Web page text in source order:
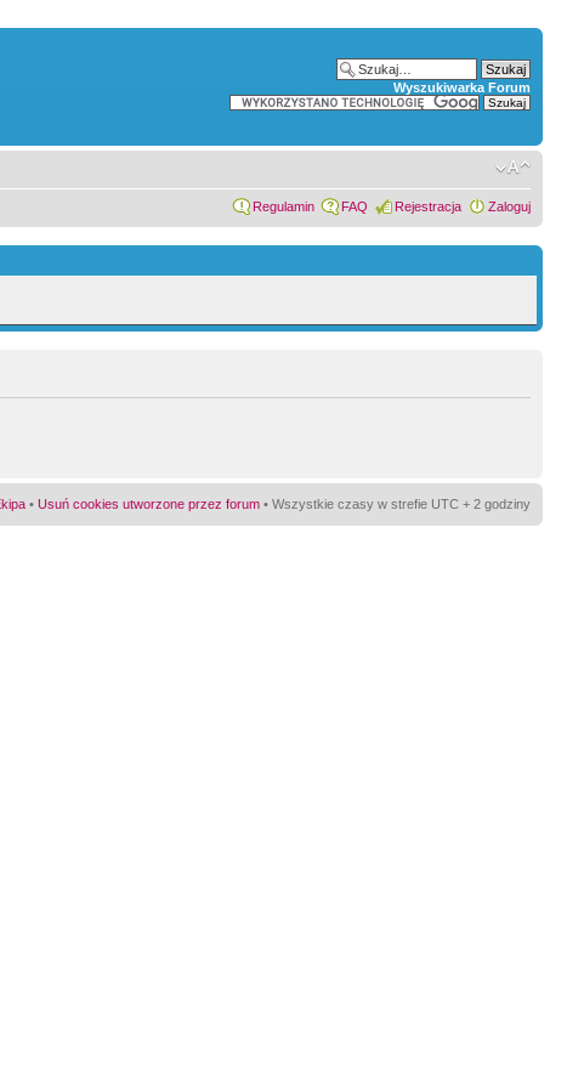
Wyszukiwarka Forum
Regulamin FAQ Rejestracja Zaloguj
• Usuń cookies utworzone przez forum • Wszystkie czasy w strefie UTC + 2 godziny